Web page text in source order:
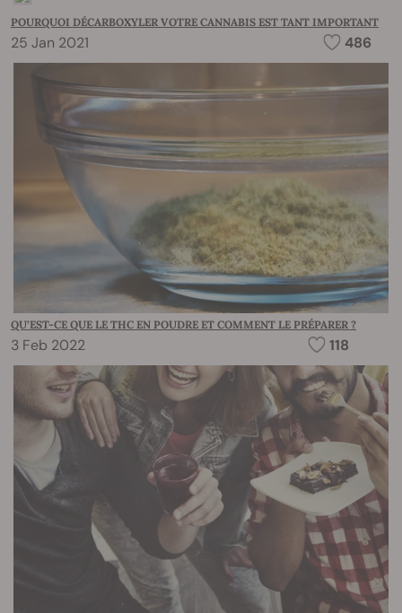
POURQUOI DÉCARBOXYLER VOTRE CANNABIS EST TANT IMPORTANT
25 Jan 2021 486
QU’EST-CE QUE LE THC EN POUDRE ET COMMENT LE PRÉPARER ?
3 Feb 2022 118